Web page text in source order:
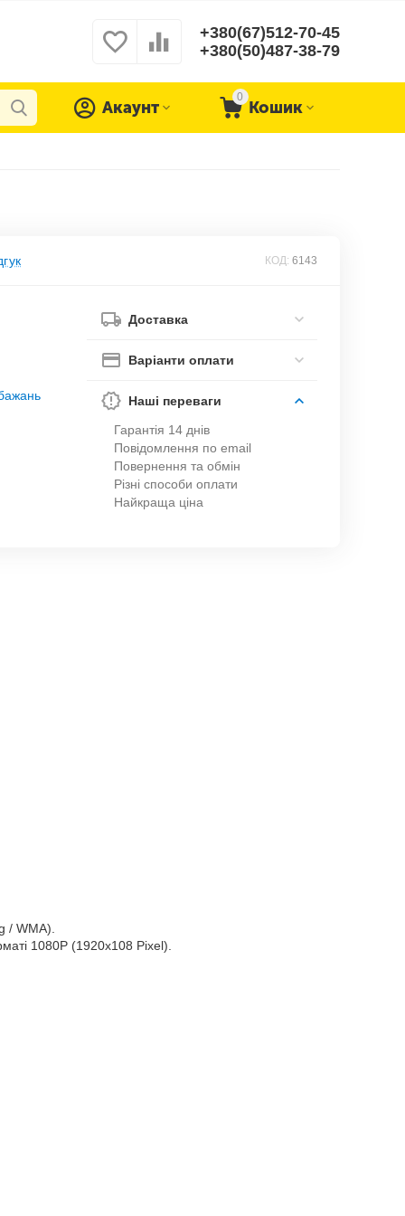
+380(67)512-70-45
+380(50)487-38-79
0
Кошик
Акаунт
КОД: 6143
Доставка
Варіанти оплати
Наші переваги
Гарантія 14 днів
Повідомлення по email
Повернення та обмін
Різні способи оплати
Найкраща ціна
/ WMA).
1080P (1920x108 Pixel).